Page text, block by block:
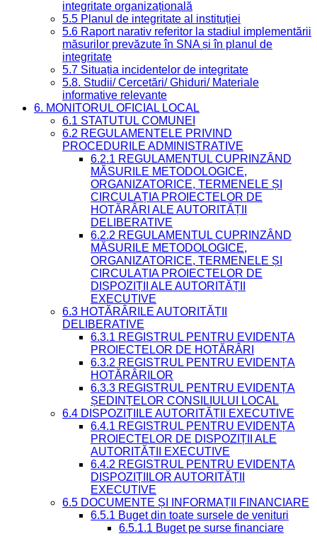
integritate organizațională
5.5 Planul de integritate al instituției
5.6 Raport narativ referitor la stadiul implementării
măsurilor prevăzute în SNA și în planul de
integritate
5.7 Situația incidentelor de integritate
5.8. Studii/ Cercetări/ Ghiduri/ Materiale
informative relevante
6. MONITORUL OFICIAL LOCAL
6.1 STATUTUL COMUNEI
6.2 REGULAMENTELE PRIVIND
PROCEDURILE ADMINISTRATIVE
6.2.1 REGULAMENTUL CUPRINZÂND
MĂSURILE METODOLOGICE,
ORGANIZATORICE, TERMENELE ȘI
CIRCULAȚIA PROIECTELOR DE
HOTĂRÂRI ALE AUTORITĂȚII
DELIBERATIVE
6.2.2 REGULAMENTUL CUPRINZÂND
MĂSURILE METODOLOGICE,
ORGANIZATORICE, TERMENELE ȘI
CIRCULAȚIA PROIECTELOR DE
DISPOZIȚII ALE AUTORITĂȚII
EXECUTIVE
6.3 HOTĂRÂRILE AUTORITĂȚII
DELIBERATIVE
6.3.1 REGISTRUL PENTRU EVIDENȚA
PROIECTELOR DE HOTĂRÂRI
6.3.2 REGISTRUL PENTRU EVIDENȚA
HOTĂRÂRILOR
6.3.3 REGISTRUL PENTRU EVIDENȚA
ȘEDINȚELOR CONSILIULUI LOCAL
6.4 DISPOZIȚIILE AUTORITĂȚII EXECUTIVE
6.4.1 REGISTRUL PENTRU EVIDENȚA
PROIECTELOR DE DISPOZIȚII ALE
AUTORITĂȚII EXECUTIVE
6.4.2 REGISTRUL PENTRU EVIDENȚA
DISPOZIȚIILOR AUTORITĂȚII
EXECUTIVE
6.5 DOCUMENTE ȘI INFORMAȚII FINANCIARE
6.5.1 Buget din toate sursele de venituri
6.5.1.1 Buget pe surse financiare